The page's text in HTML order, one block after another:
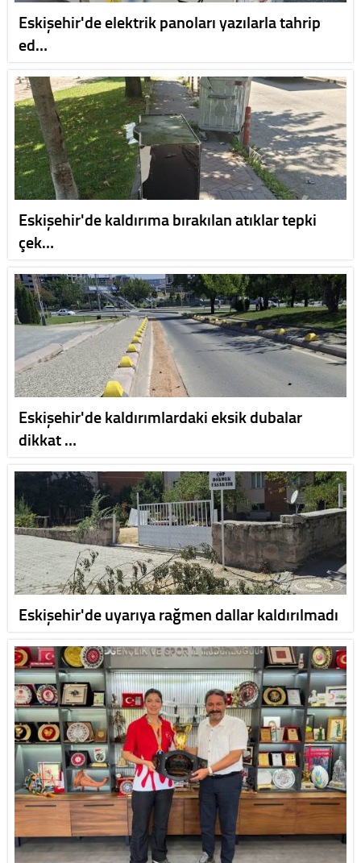
Eskişehir'de elektrik panoları yazılarla tahrip
ed…
Eskişehir'de kaldırıma bırakılan atıklar tepki
çek…
Eskişehir'de kaldırımlardaki eksik dubalar
dikkat …
Eskişehir'de uyarıya rağmen dallar kaldırılmadı